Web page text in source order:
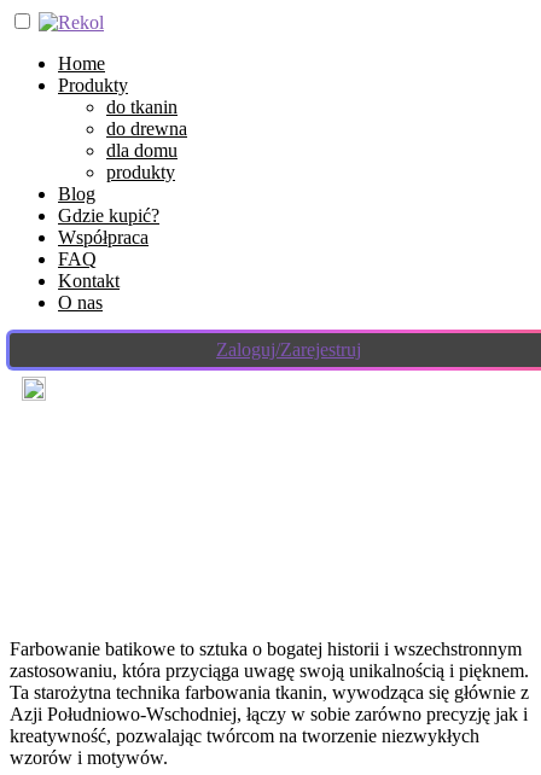
Home
Produkty
do tkanin
do drewna
dla domu
produkty
Blog
Gdzie kupić?
Współpraca
FAQ
Kontakt
O nas
Zaloguj/Zarejestruj
Farbowanie batikowe to sztuka o bogatej historii i wszechstronnym
zastosowaniu, która przyciąga uwagę swoją unikalnością i pięknem.
Ta starożytna technika farbowania tkanin, wywodząca się głównie z
Azji Południowo-Wschodniej, łączy w sobie zarówno precyzję jak i
kreatywność, pozwalając twórcom na tworzenie niezwykłych
wzorów i motywów.